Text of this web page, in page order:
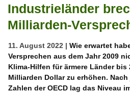
Industrieländer
Milliarden-
11. August 2022 | Wie erwartet
Versprechen aus dem Jahr 2009
Klima-Hilfen für ärmere Länder bis
Milliarden Dollar zu erhöhen.
Zahlen der OECD lag das Niveau